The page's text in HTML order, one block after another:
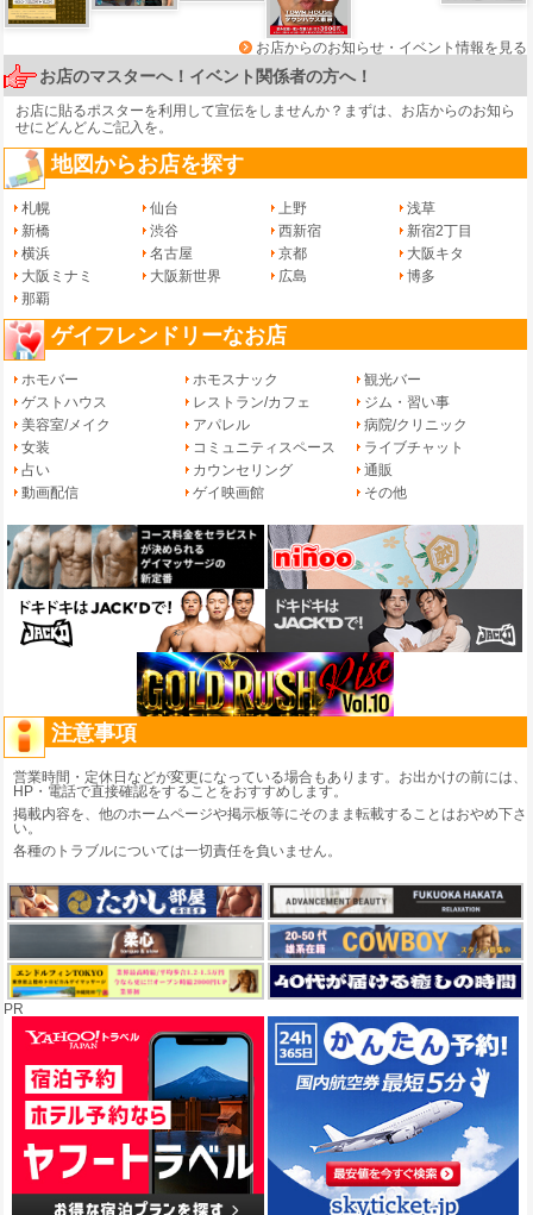
お店からのお知らせ・イベント情報を見る
お店のマスターへ！イベント関係者の方へ！
お店に貼るポスターを利用して宣伝をしませんか？まずは、 お店からのお知ら
せにどんどんご記入を。
地図からお店を探す
札幌 仙台 上野
浅草
新橋
渋谷 西新宿
新宿2丁目
横浜
名古屋 京都
大阪キタ
大阪ミナミ
大阪新世界 広島
博多
那覇
ゲイフレンドリーなお店
ホモバー ホモスナック
観光バー
ゲストハウス
レストラン/カフェ
ジム・習い事
美容室/メイク
アパレル
病院/クリニック
女装
コミュニティスペース
ライブチャット
占い
カウンセリング
通販
動画配信
ゲイ映画館 その他
注意事項
営業時間・定休日などが変更になっている場合もあります。お出かけの前には、
HP・電話で直接確認をすることをおすすめします。
掲載内容を、他のホームページや掲示板等にそのまま転載することはおやめ下さ
い。
各種のトラブルについては一切責任を負いません。
PR